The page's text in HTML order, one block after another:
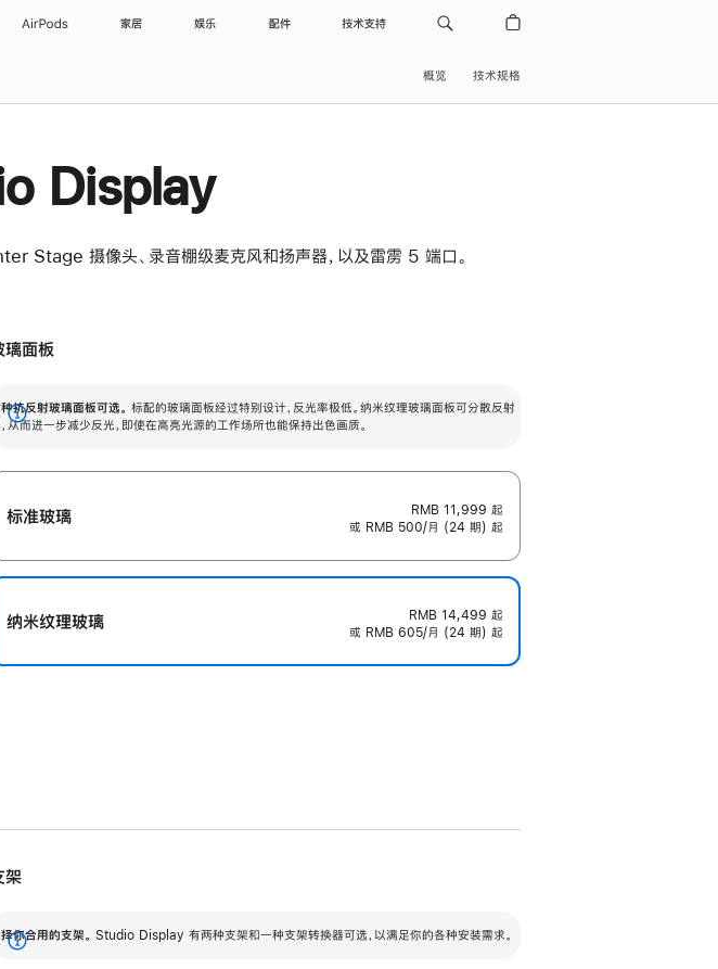
AirPods 家居 娱乐 配件 技术支持
概览 技术规格
Display
Stage 摄像头、录音棚级麦克风和扬声器，以及雷雳 5 端口。
用，也能保持出色画质。
璃面板
抗反射玻璃面板可选。 标配的玻璃面板经过特别设计，反光率极低。纳米纹理玻璃面板可分散反射
从而进一步减少反光，即使在高亮光源的工作场所也能保持出色画质。
展
标准玻璃 RMB 11,999 起
或 RMB 500/月 (24 期) 起
纳米纹理玻璃 RMB 14,499 起
或 RMB 605/月 (24 期) 起
节范围。
毫米的高度调节范围。
架
你合用的支架。 Studio Display 有两种支架和一种支架转换器可选，以满足你的各种安装需求。
展